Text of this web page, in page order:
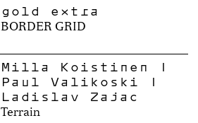
gold extra
BORDER GRID
Milla Koistinen |
Paul Valikoski |
Ladislav Zajac
Terrain